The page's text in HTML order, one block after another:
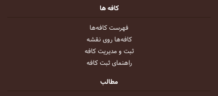
کافه ها
فهرست کافه‌ها
کافه‌ها روی نقشه
ثبت و مدیریت کافه
راهنمای ثبت کافه
مطالب